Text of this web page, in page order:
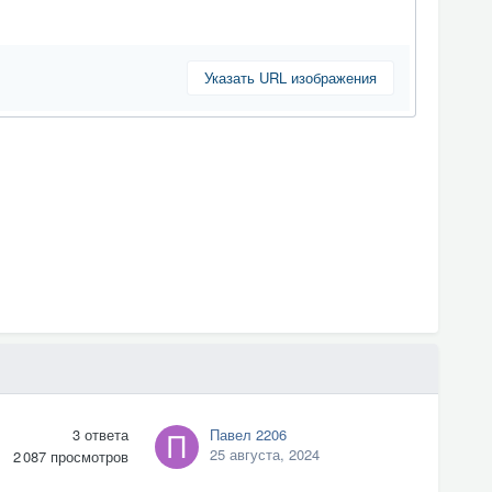
Указать URL изображения
3 ответа
2 087 просмотров
Павел 2206
25 августа, 2024